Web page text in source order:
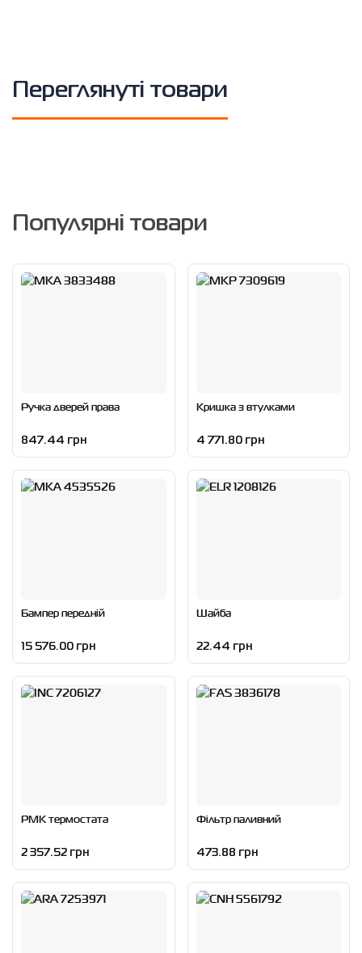
Переглянуті товари
Популярні товари
Ручка дверей права
847.44 грн
Кришка з втулками
4 771.80 грн
Бампер передній
15 576.00 грн
Шайба
22.44 грн
РМК термостата
2 357.52 грн
Фільтр паливний
473.88 грн